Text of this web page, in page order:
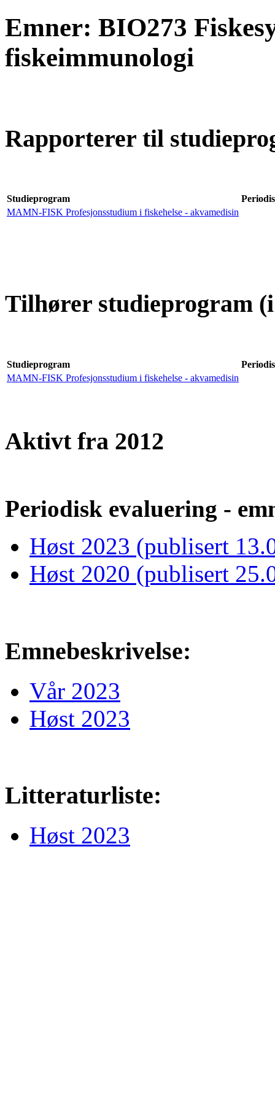
Emner: BIO273
fiskeimmunologi
Rapporterer til
Studieprogram
MAMN-FISK Profesjonsstudium i fiskehelse - akvamedisin
Tilhører studieprogram
Studieprogram
MAMN-FISK Profesjonsstudium i fiskehelse - akvamedisin
Aktivt fra 2012
Periodisk evaluering -
Høst 2023 (publisert
Høst 2020 (publisert
Emnebeskrivelse:
Vår 2023
Høst 2023
Litteraturliste:
Høst 2023